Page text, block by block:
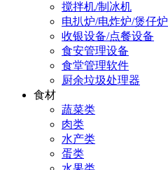
搅拌机/制冰机
电扒炉/电炸炉/煲仔炉
收银设备/点餐设备
食安管理设备
食堂管理软件
厨余垃圾处理器
食材
蔬菜类
肉类
水产类
蛋类